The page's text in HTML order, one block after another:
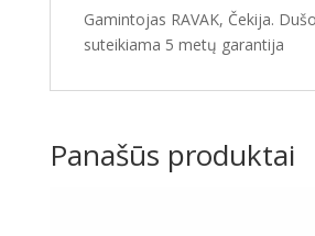
Gamintojas RAVAK, Čekija.
suteikiama 5 metų garantija
Panašūs produktai